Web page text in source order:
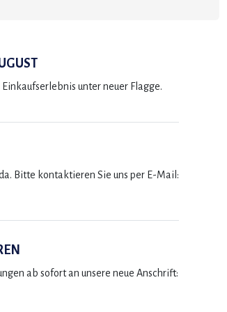
Einkaufserlebnis unter neuer Flagge.
Bitte kontaktieren Sie uns per E-Mail:
ab sofort an unsere neue Anschrift: